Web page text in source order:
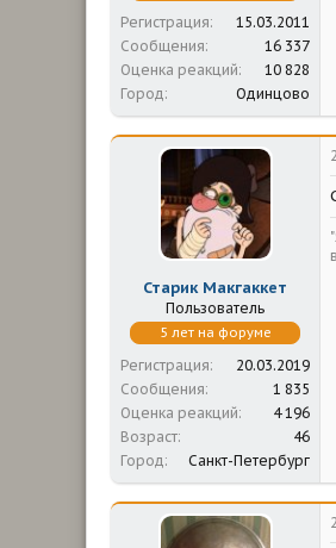
Регистрация
15.03.2011
Сообщения
16 337
Оценка реакций
10 828
Город
Одинцово
Старик Макгаккет
Пользователь
5 лет на форуме
Регистрация
20.03.2019
Сообщения
1 835
Оценка реакций
4 196
Возраст
46
Город
Санкт-Петербург